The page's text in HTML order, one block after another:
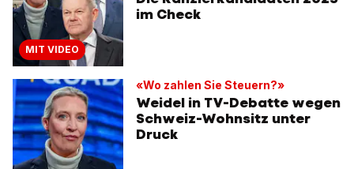
MIT VIDEO
im Check
«Wo zahlen Sie Steuern?»
Weidel in TV-Debatte wegen
Schweiz-Wohnsitz unter
Druck